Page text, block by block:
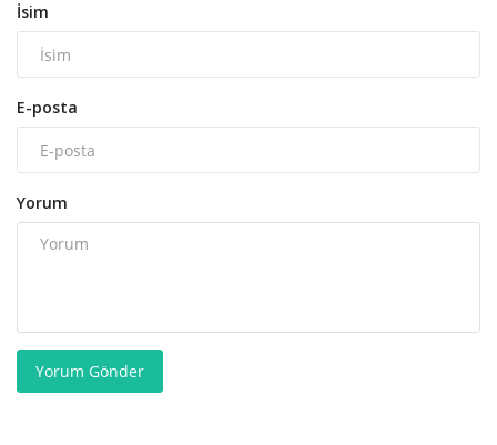
İsim
E-posta
Yorum
Yorum Gönder